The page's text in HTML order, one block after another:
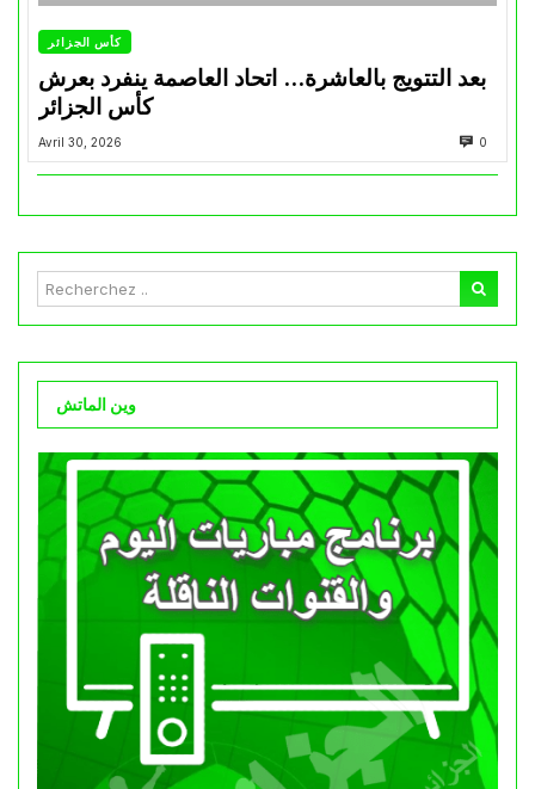
كأس الجزائر
بعد التتويج بالعاشرة… اتحاد العاصمة ينفرد بعرش
كأس الجزائر
Avril 30, 2026 0
وين الماتش